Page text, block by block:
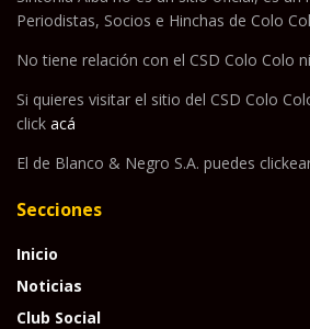
Periodistas, Socios e Hinchas de Colo
No tiene relación con el CSD Colo Colo
Si quieres visitar el sitio del CSD Colo
click acá
El de Blanco & Negro S.A. puedes
Secciones
Inicio
Noticias
Club Social